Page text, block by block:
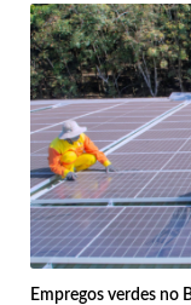
Empregos verdes no